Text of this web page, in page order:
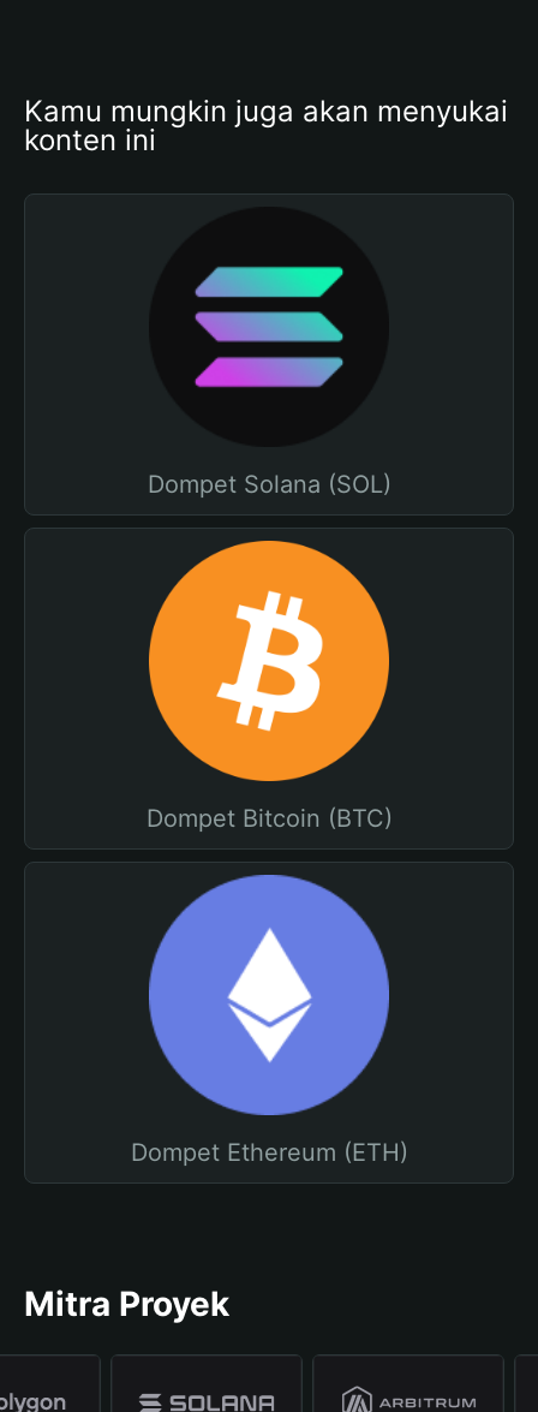
Kamu mungkin juga akan menyukai
konten ini
Dompet Solana (SOL)
Dompet Bitcoin (BTC)
Dompet Ethereum (ETH)
Mitra Proyek